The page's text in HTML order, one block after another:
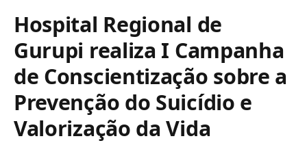
Hospital Regional de
Gurupi realiza I Campanha
de Conscientização sobre a
Prevenção do Suicídio e
Valorização da Vida